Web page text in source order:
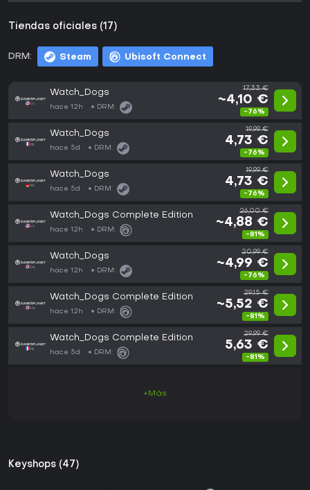
Tiendas oficiales (17)
DRM: Steam Ubisoft Connect
Watch_Dogs
hace 12h DRM:
17,33 €
~4,10 €
-76%
Watch_Dogs
hace 5d DRM:
19,99 €
4,73 €
-76%
Watch_Dogs
hace 5d DRM:
19,99 €
4,73 €
-76%
Watch_Dogs Complete Edition
hace 12h DRM:
26,00 €
~4,88 €
-81%
Watch_Dogs
hace 12h DRM:
20,99 €
~4,99 €
-76%
Watch_Dogs Complete Edition
hace 12h DRM:
29,15 €
~5,52 €
-81%
Watch_Dogs Complete Edition
hace 5d DRM:
29,99 €
5,63 €
-81%
+Más
Keyshops (47)